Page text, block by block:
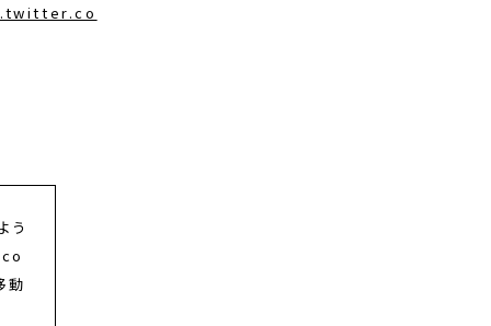
う
動